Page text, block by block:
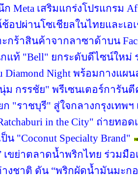
Meta เสริมแกร่งโปรแกรม
อปผ่านโซเชียลในไทยและเอ
ะกร้าสินค้าจากลาซาด้าบน
แท้ "Bell" ยกระดับดีไซน์ใหม่
Diamond Night พร้อมกางแ
ม กรรชัย" พรีเซนเตอร์การัน
ก "ราชบุรี" สู่ใจกลางกรุงเทพฯ
in the City" ถ่ายทอ
น "Coconut Specialty Brand"
เขย่าตลาดน้ำพริกไทย ร่วมมื
งชาติ ดัน “พริกผัดน้ำมันมะก